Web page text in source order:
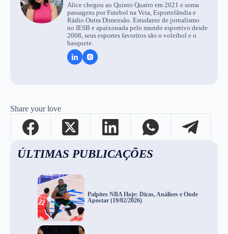
Alice chegou ao Quinto Quatro em 2021 e soma
passagens por Futebol na Veia, Esportelândia e
Rádio Outra Dimensão. Estudante de jornalismo
no IESB e apaixonada pelo mundo esportivo desde
2008, seus esportes favoritos são o voleibol e o
basquete.
Share your love
ÚLTIMAS PUBLICAÇÕES
Palpites NBA Hoje: Dicas, Análises e Onde
Apostar (19/02/2026)